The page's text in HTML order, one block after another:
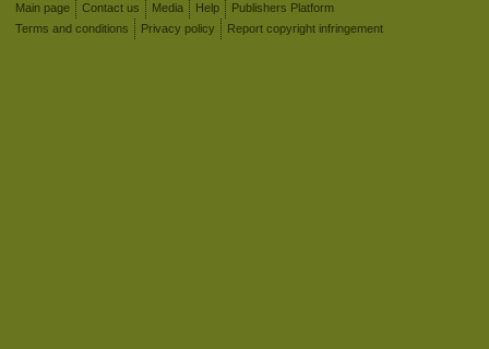
Main page Contact us Media Help
Publishers Platform
Terms and conditions
Privacy policy Report copyright infringement